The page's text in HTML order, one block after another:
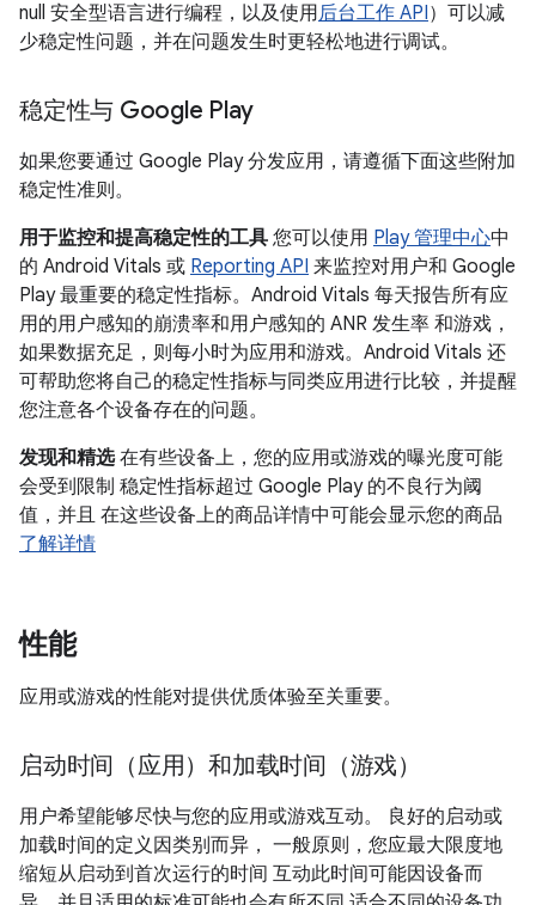
null 安全型语言进行编程，以及使用后台工作 API）可以减
少稳定性问题，并在问题发生时更轻松地进行调试。
稳定性与 Google Play
如果您要通过 Google Play 分发应用，请遵循下面这些附加
稳定性准则。
用于监控和提高稳定性的工具 您可以使用 Play 管理中心中
的 Android Vitals 或 Reporting API 来监控对用户和 Google
Play 最重要的稳定性指标。Android Vitals 每天报告所有应
用的用户感知的崩溃率和用户感知的 ANR 发生率 和游戏，
如果数据充足，则每小时为应用和游戏。Android Vitals 还
可帮助您将自己的稳定性指标与同类应用进行比较，并提醒
您注意各个设备存在的问题。
发现和精选在有些设备上，您的应用或游戏的曝光度可能
会受到限制 稳定性指标超过 Google Play 的不良行为阈
值，并且 在这些设备上的商品详情中可能会显示您的商品
了解详情
性能
应用或游戏的性能对提供优质体验至关重要。
启动时间（应用）和加载时间（游戏）
用户希望能够尽快与您的应用或游戏互动。 良好的启动或
加载时间的定义因类别而异， 一般原则，您应最大限度地
缩短从启动到首次运行的时间 互动此时间可能因设备而